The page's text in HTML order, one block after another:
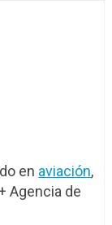
en aviación,
Agencia de